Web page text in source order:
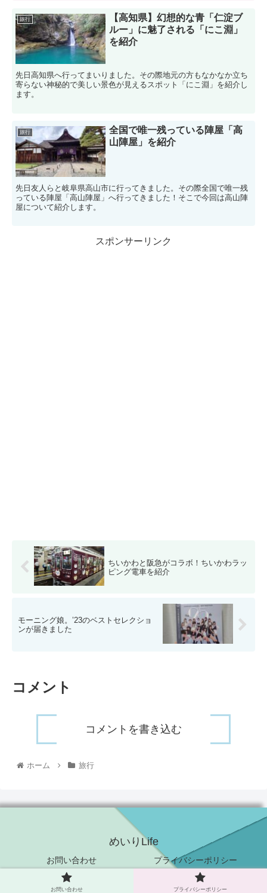
旅行
【高知県】幻想的な青「仁淀ブ
ルー」に魅了される「にこ淵」
を紹介
先日高知県へ行ってまいりました。その際地元の方もなかなか立ち
寄らない神秘的で美しい景色が見えるスポット「にこ淵」を紹介し
ます。
旅行
全国で唯一残っている陣屋「高
山陣屋」を紹介
先日友人らと岐阜県高山市に行ってきました。その際全国で唯一残
っている陣屋「高山陣屋」へ行ってきました！そこで今回は高山陣
屋について紹介します。
スポンサーリンク
ちいかわと阪急がコラボ！ちいかわラッ
ピング電車を紹介
モーニング娘。’23のベストセレクショ
ンが届きました
コメント
コメントを書き込む
ホーム 旅行
めいりLife
お問い合わせ プライバシーポリシー
お問い合わせ プライバシーポリシー